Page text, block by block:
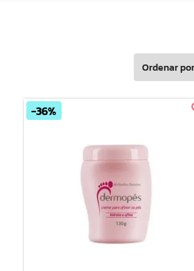
Ordenar por
36%